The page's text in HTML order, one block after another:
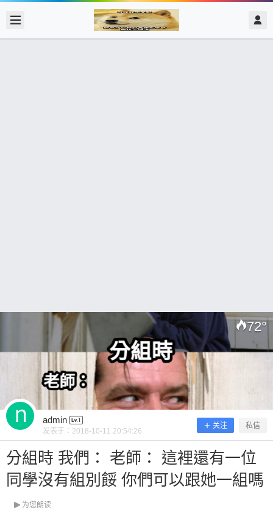
72°
admin
发表于： 2018-10-11 20:54:26
关注 私信
分組時 我們： 老師： 這裡還有一位
同學沒有組別餒 你們可以跟她一組嗎
为您朗读
admin @ 梗圖大全 MEME NOW 2018/10/11
扫描二维码继续阅读